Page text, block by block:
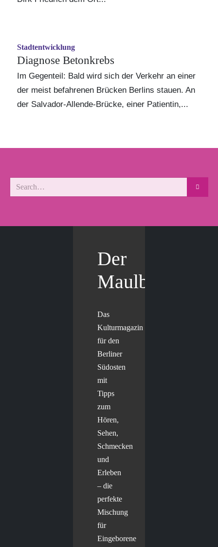
Stadtentwicklung
Diagnose Betonkrebs
Im Gegenteil: Bald wird sich der Verkehr an einer
der meist befahrenen Brücken Berlins stauen. An
der Salvador-Allende-Brücke, einer Patientin,...
Der
Maulbär
Das
Kulturmagazin
für den
Berliner
Südosten
mit
Tipps
zum
Hören,
Sehen,
Schmecken
und
Erleben
– die
perfekte
Mischung
für
Eingeborene